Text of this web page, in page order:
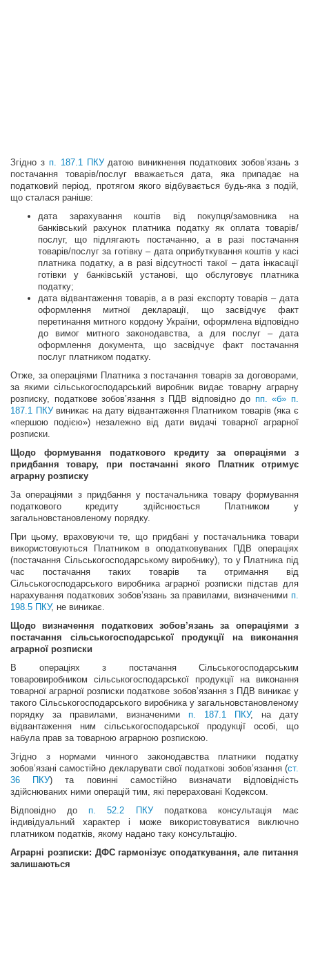
Згідно з п. 187.1 ПКУдатою виникнення податкових зобов’язань з
постачання товарів/послуг вважається дата, яка припадає на
податковий період, протягом якого відбувається будь-яка з подій,
що сталася раніше:
дата зарахування коштів від покупця/замовника на
банківський рахунок платника податку як оплата товарів/
послуг, що підлягають постачанню, а в разі постачання
товарів/послуг за готівку – дата оприбуткування коштів у касі
платника податку, а в разі відсутності такої – дата інкасації
готівки у банківській установі, що обслуговує платника
податку;
дата відвантаження товарів, а в разі експорту товарів – дата
оформлення митної декларації, що засвідчує факт
перетинання митного кордону України, оформлена відповідно
до вимог митного законодавства, а для послуг – дата
оформлення документа, що засвідчує факт постачання
послуг платником податку.
Отже, за операціями Платника з постачання товарів за договорами,
за якими сільськогосподарський виробник видає товарну аграрну
розписку, податкове зобов’язання з ПДВ відповідно до пп. «б» п.
187.1 ПКУвиникає на дату відвантаження Платником товарів (яка є
«першою подією») незалежно від дати видачі товарної аграрної
розписки.
Щодо формування податкового кредиту за операціями з
придбання товару, при постачанні якого Платник отримує
аграрну розписку
За операціями з придбання у постачальника товару формування
податкового кредиту здійснюється Платником у
загальновстановленому порядку.
При цьому, враховуючи те, що придбані у постачальника товари
використовуються Платником в оподатковуваних ПДВ операціях
(постачання Сільськогосподарському виробнику), то у Платника під
час постачання таких товарів та отримання від
Сільськогосподарського виробника аграрної розписки підстав для
нарахування податкових зобов’язань за правилами, визначеними п.
198.5 ПКУ, не виникає.
Щодо визначення податкових зобов’язань за операціями з
постачання сільськогосподарської продукції на виконання
аграрної розписки
В операціях з постачання Сільськогосподарським
товаровиробником сільськогосподарської продукції на виконання
товарної аграрної розписки податкове зобов’язання з ПДВ виникає у
такого Сільськогосподарського виробника у загальновстановленому
порядку за правилами, визначеними п. 187.1 ПКУ, на дату
відвантаження ним сільськогосподарської продукції особі, що
набула прав за товарною аграрною розпискою.
Згідно з нормами чинного законодавства платники податку
зобов’язані самостійно декларувати свої податкові зобов’язання (ст.
36 ПКУ) та повинні самостійно визначати відповідність
здійснюваних ними операцій тим, які перераховані Кодексом.
Відповідно доп. 52.2 ПКУподаткова консультація має
індивідуальний характер і може використовуватися виключно
платником податків, якому надано таку консультацію.
Аграрні розписки: ДФС гармонізує оподаткування, але питання
залишаються